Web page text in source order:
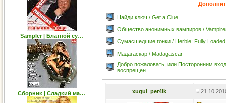
Sampler | Блатной су…
Сборник | Сладкий ма…
Найди ключ / Get a Clue
Общество анонимных вампиров /
Сумасшедшие гонки / Herbie: Fully Loaded
Мадагаскар / Madagascar
Добро пожаловать, или Посторонним
воспрещен
xugui_per4ik